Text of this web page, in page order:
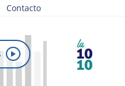
Contacto